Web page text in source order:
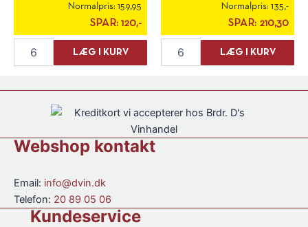
Normalpris: 159,95
SPAR: 120,-
Viglione
LÆG I KURV
Normalpris: 135,-
SPAR: 210,30
Cooperativa
Barbera
d'Alba
2022
LÆG I KURV
Webshop kontakt
Email: info@dvin.dk
Telefon: 20 89 05 06
Kundeservice